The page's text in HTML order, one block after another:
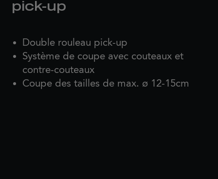
pick-up
Double rouleau pick-up
Système de coupe avec couteaux et
contre-couteaux
Coupe des tailles de max. ø 12-15cm